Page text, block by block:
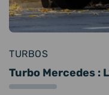
TURBOS
Turbo Mercedes :